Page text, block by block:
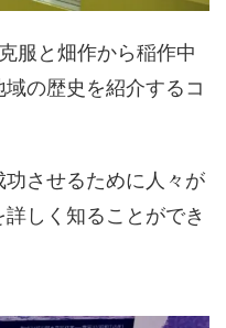
服と畑作から稲作中
の歴史を紹介するコ
させるために人々が
しく知ることができ